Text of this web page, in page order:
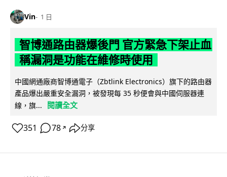
Vin 1 日
智博通路由器爆後門 官方緊急下架止血
稱漏洞是功能在維修時使用
中國網通廠商智博通電子（Zbtlink Electronics）旗下的路由器
產品爆出嚴重安全漏洞，被發現每 35 秒便會與中國伺服器連
線，旗...
閱讀全文
351 78 ↗ 分享